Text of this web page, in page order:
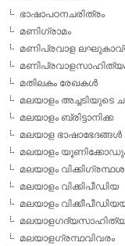
ഭാഷാപഠനചരിത്രം
മണിഗ്രാമം
മണിപ്രവാള
മതിലകം രേഖകള്‍
മലയാളം അച്ചടിയുടെ
മലയാളം ബ്രിട്ടാനിക്ക
മലയാള ഭാഷാഭേദങ്ങള്‍
മലയാളം യൂണിക്കോഡും
മലയാളം
മലയാളം വിക്കിപീഡിയ
മലയാളം
മലയാളഗ്രന്ഥവിവരം